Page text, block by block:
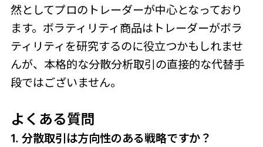
然としてプロのトレーダーが中心となっており
ます。ボラティリティ商品はトレーダーがボラ
ティリティを研究するのに役立つかもしれませ
んが、本格的な分散分析取引の直接的な代替手
段ではございません。
よくある質問
1. 分散取引は方向性のある戦略ですか？